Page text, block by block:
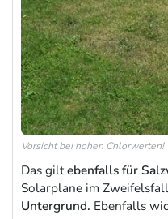
Vorsicht bei hohen Chlorwerten!
Das giltebenfalls für
Solarplane im
Untergrund. Ebenfalls